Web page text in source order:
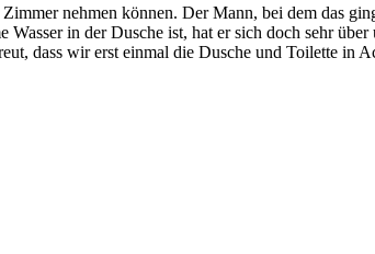
nehmen können. Der Mann, bei dem das
in der Dusche ist, hat er sich doch sehr
dass wir erst einmal die Dusche und Toilette in